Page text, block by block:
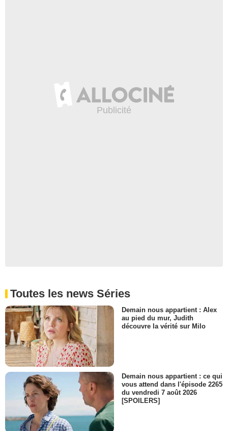
Toutes les news Séries
Demain nous appartient : Alex
au pied du mur, Judith
découvre la vérité sur Milo
Demain nous appartient : ce qui
vous attend dans l'épisode 2265
du vendredi 7 août 2026
[SPOILERS]